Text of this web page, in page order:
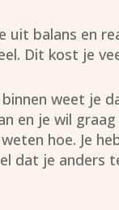
uit balans en
Dit kost je
binnen weet je
en je wil
hoe. Je
dat je anders